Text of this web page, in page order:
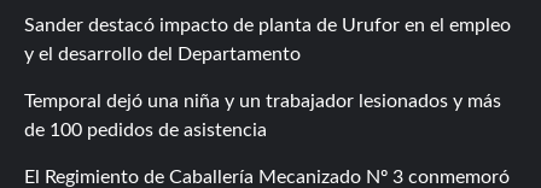
Sander destacó impacto de planta de Urufor en el empleo
y el desarrollo del Departamento
Temporal dejó una niña y un trabajador lesionados y más
de 100 pedidos de asistencia
El Regimiento de Caballería Mecanizado Nº 3 conmemoró